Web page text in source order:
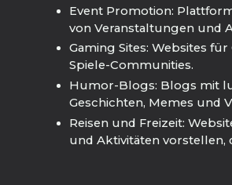
Event Promotion:
von Veranstaltungen und
Gaming Sites: Websites
Spiele-Communities.
Humor-Blogs: Blogs mit
Geschichten, Memes und
Reisen und Freizeit:
und Aktivitäten vorstellen,